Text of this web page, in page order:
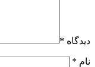
دیدگاه *
نام *